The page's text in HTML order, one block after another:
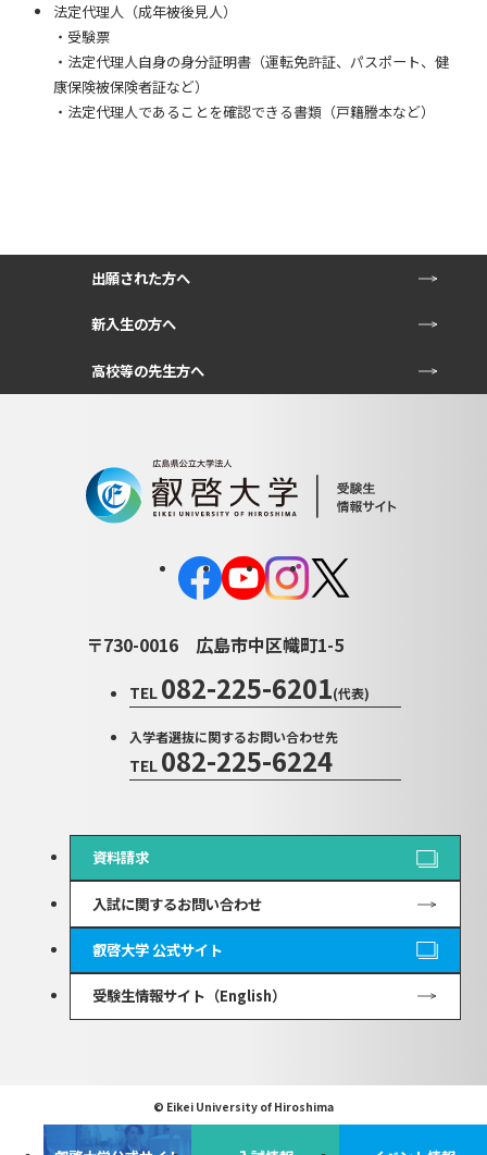
法定代理人（成年被後見人）
・受験票
・法定代理人自身の身分証明書（運転免許証、パスポート、健
康保険被保険者証など）
・法定代理人であることを確認できる書類（戸籍謄本など）
出願された方へ
新入生の方へ
高校等の先生方へ
〒730-0016 広島市中区幟町1-5
TEL 082-225-6201(代表)
入学者選抜に関するお問い合わせ先
TEL 082-225-6224
資料請求
入試に関するお問い合わせ
叡啓大学 公式サイト
受験生情報サイト（English）
© Eikei University of Hiroshima